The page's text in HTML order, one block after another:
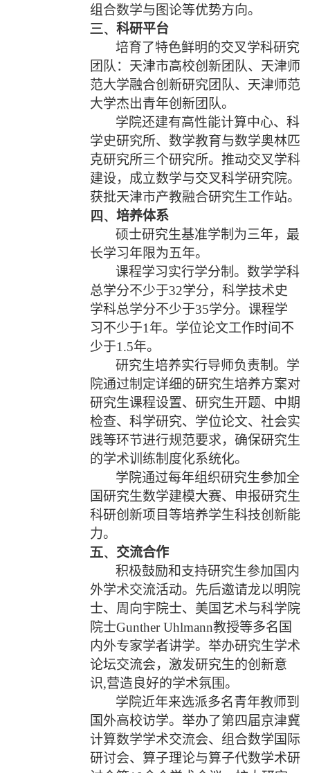
组合数学与图论等优势方向。
三、科研平台
培育了特色鲜明的交叉学科研究
团队：天津市高校创新团队、天津师
范大学融合创新研究团队、天津师范
大学杰出青年创新团队。
学院还建有高性能计算中心、科
学史研究所、数学教育与数学奥林匹
克研究所三个研究所。推动交叉学科
建设，成立数学与交叉科学研究院。
获批天津市产教融合研究生工作站。
四、培养体系
硕士研究生基准学制为三年，最
长学习年限为五年。
课程学习实行学分制。数学学科
总学分不少于32学分，科学技术史
学科总学分不少于35学分。课程学
习不少于1 年。学位论文工作时间不
少于1.5年。
研究生培养实行导师负责制。学
院通过制定详细的研究生培养方案对
研究生课程设置、研究生开题、中期
检查、科学研究、学位论文、社会实
践等环节进行规范要求，确保研究生
的学术训练制度化系统化。
学院通过每年组织研究生参加全
国研究生数学建模大赛、申报研究生
科研创新项目等培养学生科技创新能
力。
五、 交流合作
积极鼓励和支持研究生参加国内
外学术交流活动。先后邀请龙以明院
士、周向宇院士、美国艺术与科学院
院士Gunther Uhlmann教授等多名国
内外专家学者讲学。举办研究生学术
论坛交流会，激发研究生的创新意
识,营造良好的学术氛围。
学院近年来选派多名青年教师到
国外高校访学。举办了第四届京津冀
计算数学学术交流会、组合数学国际
研讨会、算子理论与算子代数学术研